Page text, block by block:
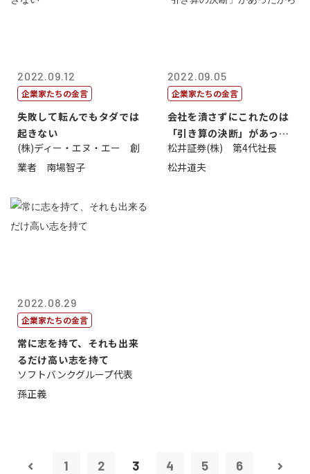
2022.09.12
企業家たちの金言
失敗して転んでもタダでは
起きない
(株)ディー・エヌ・エー 創
業者 南場智子
2022.09.05
企業家たちの金言
会社を潰さずにこれたのは
「引き算の決断」があった
から
松井証券(株) 第4代社長
松井道夫
2022.08.29
企業家たちの金言
常に志を持て、それも出来
るだけ高い志を持て
ソフトバンクグループ代表
孫正義
1 2 3 4 5 6